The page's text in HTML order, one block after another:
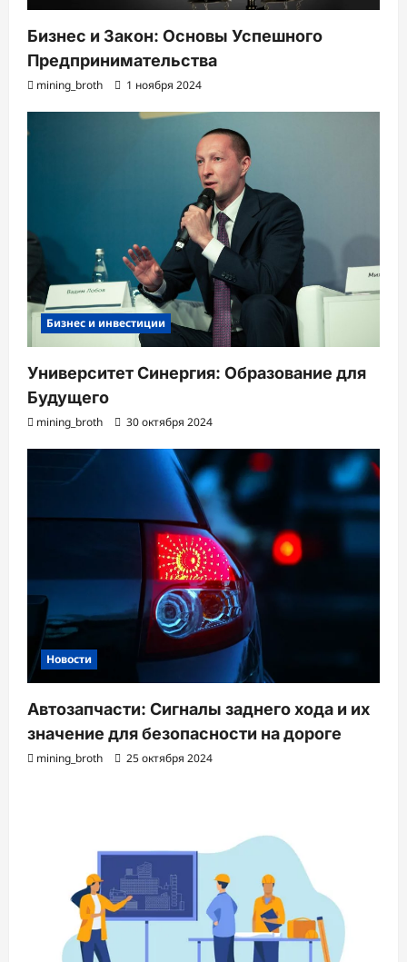
Бизнес и Закон: Основы Успешного
Предпринимательства
mining_broth 1 ноября 2024
Бизнес и инвестиции
Университет Синергия: Образование для
Будущего
mining_broth 30 октября 2024
Новости
Автозапчасти: Сигналы заднего хода и их
значение для безопасности на дороге
mining_broth 25 октября 2024